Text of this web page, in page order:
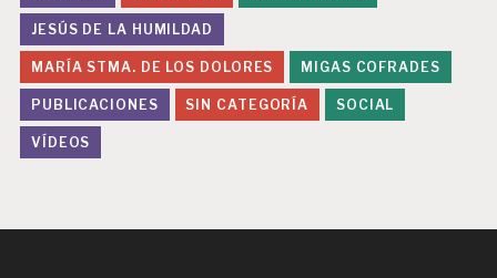
JESÚS DE LA HUMILDAD
MARÍA STMA. DE LOS DOLORES MIGAS COFRADES
PUBLICACIONES SIN CATEGORÍA SOCIAL
VÍDEOS